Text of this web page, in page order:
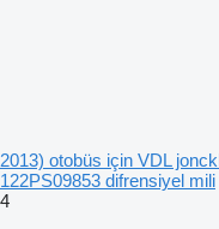
2013) otobüs için VDL
122PS09853 difrensiyel mili
4